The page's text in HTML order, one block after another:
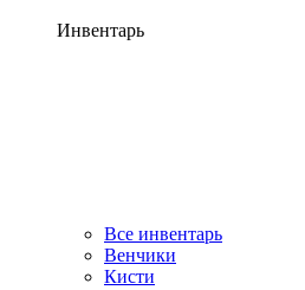
Инвентарь
Все инвентарь
Венчики
Кисти